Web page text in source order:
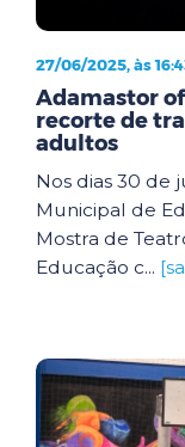
27/06/2025, às
Adamastor
recorte de
adultos
Nos dias 30 de
Municipal de
Mostra de
Educação c...